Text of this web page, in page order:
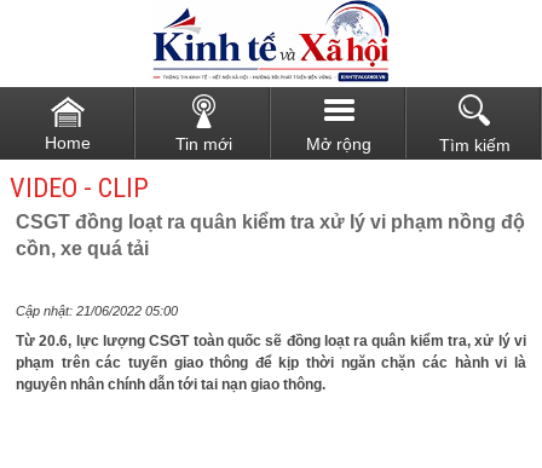
Home Tin mới Mở rộng Tìm kiếm
VIDEO - CLIP
CSGT đồng loạt ra quân kiểm tra xử lý vi phạm nồng độ
cồn, xe quá tải
Cập nhật: 21/06/2022 05:00
Từ 20.6, lực lượng CSGT toàn quốc sẽ đồng loạt ra quân kiểm tra, xử lý vi
phạm trên các tuyến giao thông để kịp thời ngăn chặn các hành vi là
nguyên nhân chính dẫn tới tai nạn giao thông.